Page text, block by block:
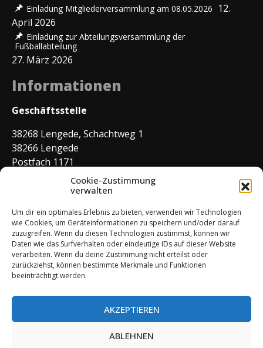
Cookie-Zustimmung
verwalten
Um dir ein optimales Erlebnis zu bieten, verwenden wir Technologien
wie Cookies, um Geräteinformationen zu speichern und/oder darauf
zuzugreifen. Wenn du diesen Technologien zustimmst, können wir
Daten wie das Surfverhalten oder eindeutige IDs auf dieser Website
verarbeiten. Wenn du deine Zustimmung nicht erteilst oder
zurückziehst, können bestimmte Merkmale und Funktionen
beeinträchtigt werden.
AKZEPTIEREN
ABLEHNEN
Einladung Mitgliederversammlung am 08.05.2026
12.
April 2026
Einladung zur Abteilungsversammlung der
Fußballabteilung
27. März 2026
Informationen
Geschäftsstelle
38268 Lengede, Schachtweg 1
38266 Lengede
Postfach 1171
Tel. Büro 05344–7650
buero@sv-lengede.de
Geschäftszeiten
Montag: 09:00 – 11:00 Uhr